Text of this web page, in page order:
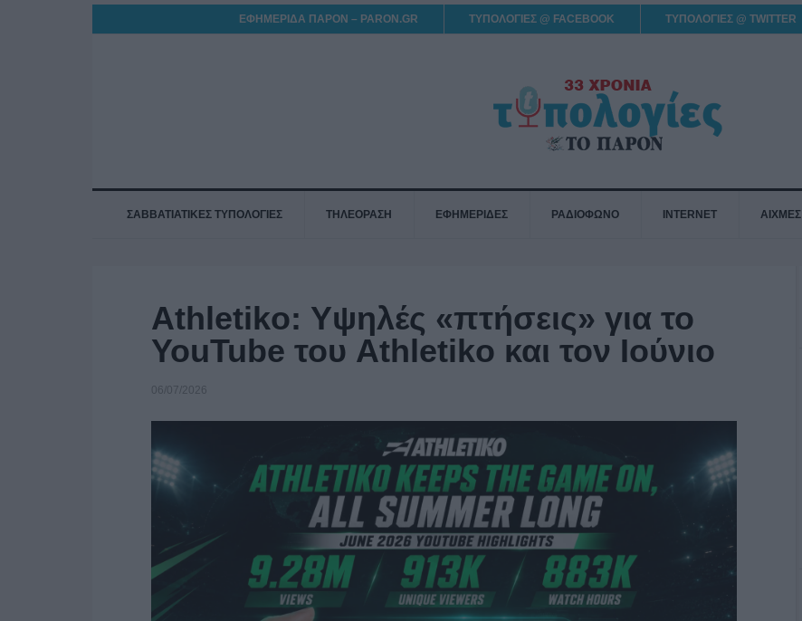
ΕΦΗΜΕΡΙΔΑ ΠΑΡΟΝ – PARON.GR ΤΥΠΟΛΟΓΙΕΣ @ FACEBOOK ΤΥΠΟΛΟΓΙΕΣ @ TWITTER
ΣΑΒΒΑΤΙΑΤΙΚΕΣ ΤΥΠΟΛΟΓΙΕΣ ΤΗΛΕΟΡΑΣΗ ΕΦΗΜΕΡΙΔΕΣ ΡΑΔΙΟΦΩΝΟ INTERNET ΑΙΧΜΕΣ
Athletiko: Υψηλές «πτήσεις» για το
YouTube του Athletiko και τον Ιούνιο
06/07/2026